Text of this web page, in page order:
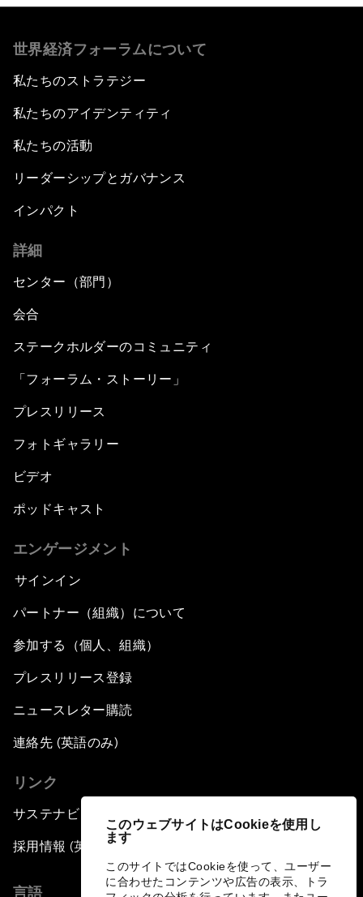
このウェブサイトはCookieを使用し
ます
このサイトではCookieを使って、ユーザー
に合わせたコンテンツや広告の表示、トラ
世界経済フォーラムについて
私たちのストラテジー
私たちのアイデンティティ
私たちの活動
リーダーシップとガバナンス
インパクト
詳細
センター（部門）
会合
ステークホルダーのコミュニティ
「フォーラム・ストーリー」
プレスリリース
フォトギャラリー
ビデオ
ポッドキャスト
エンゲージメント
サインイン
パートナー（組織）について
参加する（個人、組織）
プレスリリース登録
ニュースレター購読
連絡先 (英語のみ)
リンク
サステナビリティへの取り組み
採用情報 (英語のみ)
言語